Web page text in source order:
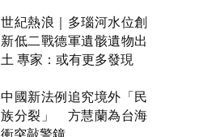
世紀熱浪｜多瑙河水位創
新低二戰德軍遺骸遺物出
土 專家：或有更多發現
中國新法例追究境外「民
族分裂」 方慧蘭為台海
衝突敲警鐘